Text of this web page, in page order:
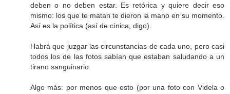
deben o no deben estar. Es retórica y quiere decir eso
mismo: los que te matan te dieron la mano en su momento.
Así es la política (así de cínica, digo).
Habrá que juzgar las circunstancias de cada uno, pero casi
todos los de las fotos sabían que estaban saludando a un
tirano sanguinario.
Algo más: por menos que esto (por una foto con Videla o